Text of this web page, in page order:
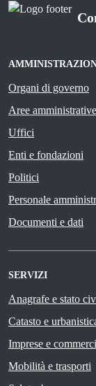
Organi di governo
Aree amministrative
Uffici
Enti e fondazioni
Politici
Personale
Documenti e dati
SERVIZI
Anagrafe e stato
Catasto e
Imprese e
Mobilità e trasporti